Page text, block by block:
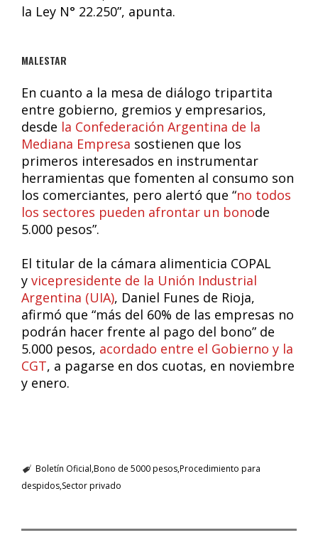
la Ley N° 22.250”, apunta.
MALESTAR
En cuanto a la mesa de diálogo tripartita
entre gobierno, gremios y empresarios,
desde la Confederación Argentina de la
Mediana Empresa sostienen que los
primeros interesados en instrumentar
herramientas que fomenten al consumo son
los comerciantes, pero alertó que “no todos
los sectores pueden afrontar un bonode
5.000 pesos”.
El titular de la cámara alimenticia COPAL
y vicepresidente de la Unión Industrial
Argentina (UIA), Daniel Funes de Rioja,
afirmó que “más del 60% de las empresas no
podrán hacer frente al pago del bono” de
5.000 pesos, acordado entre el Gobierno y la
CGT, a pagarse en dos cuotas, en noviembre
y enero.
Boletín Oficial Bono de 5000 pesosProcedimiento para
despidos Sector privado